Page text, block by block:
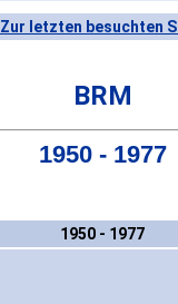
Zur letzten besuchten
BRM
1950 - 1977
1950 - 1977